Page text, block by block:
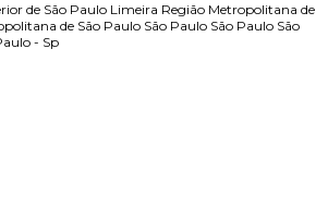
de São Paulo Limeira Região Metropolitana de
de São Paulo São Paulo São Paulo São
- Sp